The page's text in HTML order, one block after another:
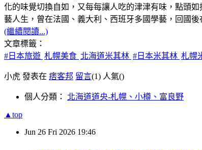
化的味覺切換自如，又每每讓人吃的津津有味，點頭
藝人生，曾在法國、義大利、西班牙多國學藝，回國
(繼續閱讀...)
文章標籤：
#日本旅遊 札幌美食 北海道米其林 #日本米其林 札幌
小虎 發表在 痞客邦 留言(1) 人氣()
個人分類： 北海道道央-札幌、小樽、富良野
▲top
Jun 26 Fri 2026 19:46